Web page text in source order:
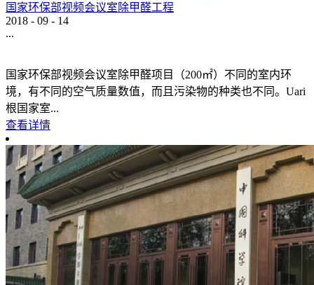
国家环保部视频会议室除甲醛工程
2018 - 09 - 14
...
国家环保部视频会议室除甲醛项目（200㎡）不同的室内环
境，有不同的空气质量数值，而且污染物的种类也不同。Uari
根国家室...
查看详情